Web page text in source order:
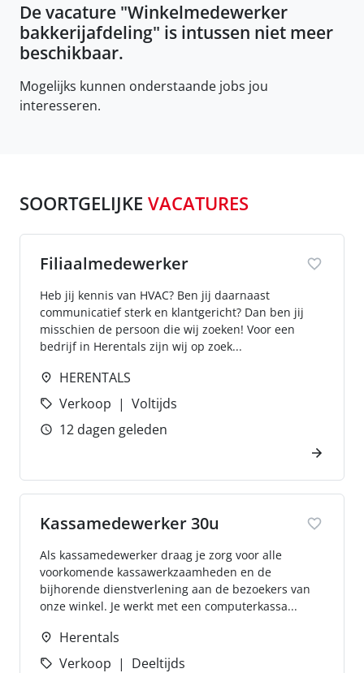
De vacature "Winkelmedewerker
bakkerijafdeling" is intussen niet meer
beschikbaar.
Mogelijks kunnen onderstaande jobs jou
interesseren.
SOORTGELIJKE VACATURES
Filiaalmedewerker
Heb jij kennis van HVAC? Ben jij daarnaast
communicatief sterk en klantgericht? Dan ben jij
misschien de persoon die wij zoeken! Voor een
bedrijf in Herentals zijn wij op zoek...
HERENTALS
Verkoop
Voltijds
12 dagen geleden
Kassamedewerker 30u
Als kassamedewerker draag je zorg voor alle
voorkomende kassawerkzaamheden en de
bijhorende dienstverlening aan de bezoekers van
onze winkel. Je werkt met een computerkassa...
Herentals
Verkoop
Deeltijds